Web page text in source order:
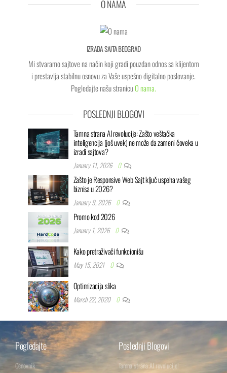
O NAMA
IZRADA SAJTA BEOGRAD
Mi stvaramo sajtove na način koji gradi pouzdan odnos sa klijentom
i prestavlja stabilnu osnovu za Vaše uspešno digitalno poslovanje.
Pogledajte našu stranicuO nama.
POSLEDNJI BLOGOVI
Tamna strana AI revolucije: Zašto veštačka
inteligencija (još uvek) ne može da zameni čoveka u
izradi sajtova?
January 11, 2026 0
Zašto je Responsive Web Sajt ključ uspeha vašeg
biznisa u 2026?
January 9, 2026 0
Promo kod 2026
January 1, 2026 0
Kako pretraživači funkcionišu
May 15, 2021 0
Optimizacija slika
March 22, 2020 0
Pogledajte
Cenovnik
Poslednji Blogovi
Tamna strana AI revolucije!